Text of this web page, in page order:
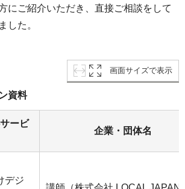
にご紹介いただき、直接ご相談をして
した。
画面サイズで表示
資料
ービ
企業・団体名
デジ